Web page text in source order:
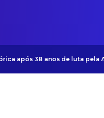
após 38 anos de luta pela